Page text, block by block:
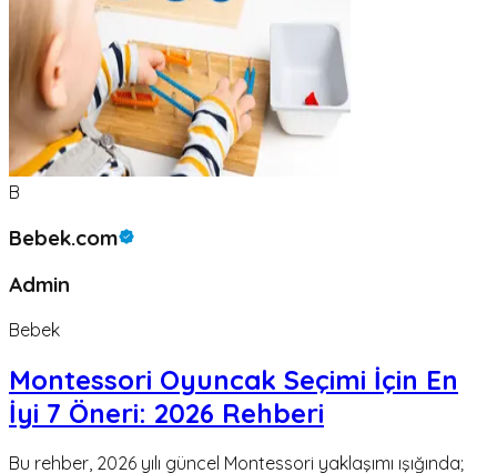
B
Bebek.com
Admin
Bebek
Montessori Oyuncak Seçimi İçin En
İyi 7 Öneri: 2026 Rehberi
Bu rehber, 2026 yılı güncel Montessori yaklaşımı ışığında;